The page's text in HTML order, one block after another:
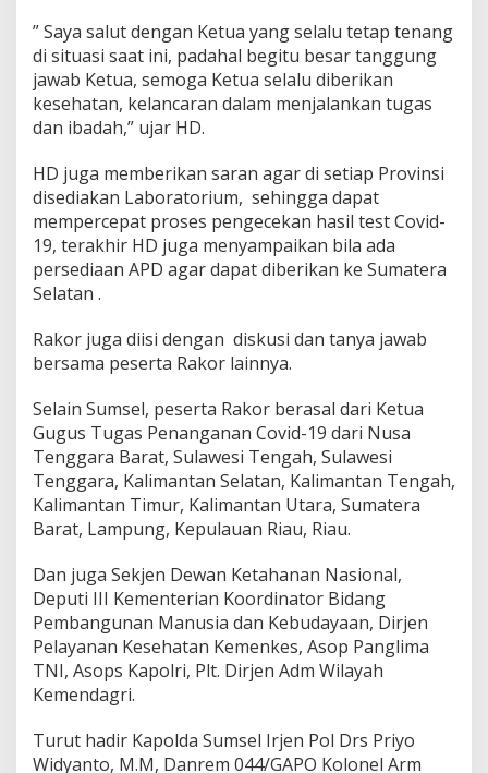
” Saya salut dengan Ketua yang selalu tetap tenang
di situasi saat ini, padahal begitu besar tanggung
jawab Ketua, semoga Ketua selalu diberikan
kesehatan, kelancaran dalam menjalankan tugas
dan ibadah,” ujar HD.
HD juga memberikan saran agar di setiap Provinsi
disediakan Laboratorium, sehingga dapat
mempercepat proses pengecekan hasil test Covid-
19, terakhir HD juga menyampaikan bila ada
persediaan APD agar dapat diberikan ke Sumatera
Selatan .
Rakor juga diisi dengan diskusi dan tanya jawab
bersama peserta Rakor lainnya.
Selain Sumsel, peserta Rakor berasal dari Ketua
Gugus Tugas Penanganan Covid-19 dari Nusa
Tenggara Barat, Sulawesi Tengah, Sulawesi
Tenggara, Kalimantan Selatan, Kalimantan Tengah,
Kalimantan Timur, Kalimantan Utara, Sumatera
Barat, Lampung, Kepulauan Riau, Riau.
Dan juga Sekjen Dewan Ketahanan Nasional,
Deputi III Kementerian Koordinator Bidang
Pembangunan Manusia dan Kebudayaan, Dirjen
Pelayanan Kesehatan Kemenkes, Asop Panglima
TNI, Asops Kapolri, Plt. Dirjen Adm Wilayah
Kemendagri.
Turut hadir Kapolda Sumsel Irjen Pol Drs Priyo
Widyanto, M.M, Danrem 044/GAPO Kolonel Arm